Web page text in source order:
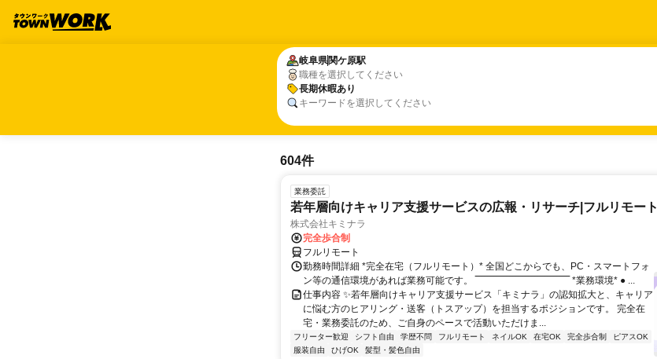
岐阜県関ケ原駅
職種を選択してください
長期休暇あり
キーワードを選択してください
岐阜県関ケ原駅
長期休暇あり
604件
業務委託
若年層向けキャリア支援サービスの広報・リサーチ|フルリモート
株式会社キミナラ
完全歩合制
フルリモート
勤務時間詳細 *完全在宅（フルリモート）* 全国どこからでも、PC・スマートフォ
ン等の通信環境があれば業務可能です。 ‾‾‾‾‾‾‾‾‾‾‾‾‾‾‾‾‾‾‾‾‾‾‾‾‾‾‾‾‾‾ *業務環境* ● ...
仕事内容 ✨若年層向けキャリア支援サービス「キミナラ」の認知拡大と、キャリア
に悩む方のヒアリング・送客（トスアップ）を担当するポジションです。 完全在
宅・業務委託のため、ご自身のペースで活動いただけま...
フリーター歓迎 シフト自由 学歴不問 フルリモート ネイルOK 在宅OK 完全歩合制
ピアスOK
服装自由
ひげOK 髪型・髪色自由